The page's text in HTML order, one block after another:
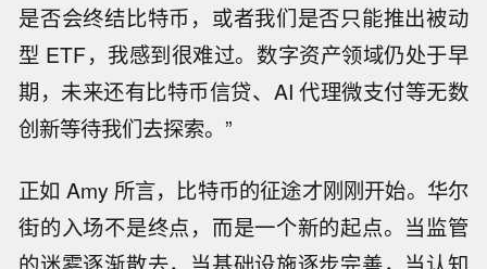
是否会终结比特币，或者我们是否只能推出被动
型 ETF，我感到很难过。数字资产领域仍处于早
期，未来还有比特币信贷、AI 代理微支付等无数
创新等待我们去探索。”
正如 Amy 所言，比特币的征途才刚刚开始。华尔
街的入场不是终点，而是一个新的起点。当监管